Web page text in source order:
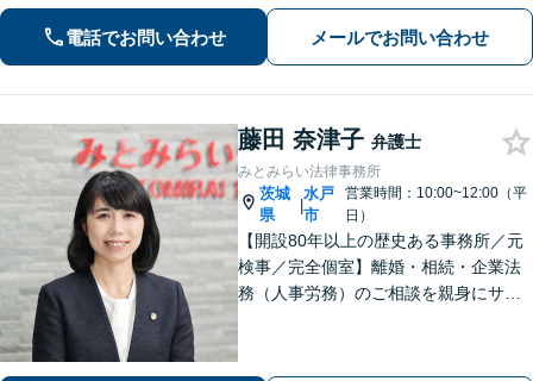
だき、まずは弁護士へご相談くださ
い。🔷遺産相続問題・離婚問題・男女
トラブル・交通事故・企業法務等幅広
く対応可能
電話でお問い合わせ メールでお問い合わせ
藤田 奈津子 弁護士
みとみらい法律事務所
茨城
県
|
水戸
市
営業時間：10:00~12:00（平
日）
【開設80年以上の歴史ある事務所／元
検事／完全個室】離婚・相続・企業法
務（人事労務）のご相談を親身にサポ